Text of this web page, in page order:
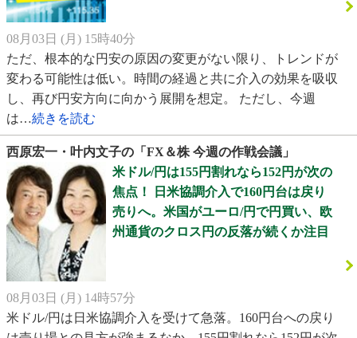
08月03日 (月) 15時40分
ただ、根本的な円安の原因の変更がない限り、トレンドが
変わる可能性は低い。時間の経過と共に介入の効果を吸収
し、再び円安方向に向かう展開を想定。 ただし、今週
は…続きを読む
西原宏一・叶内文子の「FX＆株 今週の作戦会議」
米ドル/円は155円割れなら152円が次の
焦点！ 日米協調介入で160円台は戻り
売りへ。米国がユーロ/円で円買い、欧
州通貨のクロス円の反落が続くか注目
08月03日 (月) 14時57分
米ドル/円は日米協調介入を受けて急落。160円台への戻り